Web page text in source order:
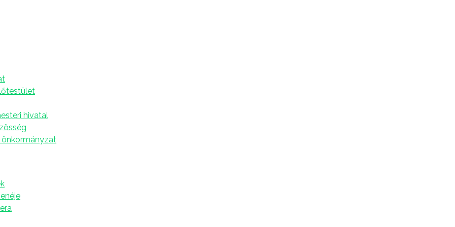
hivatal
önkormányzat
Népkönyvtárban
készülnek a Gyermekhétre. Szeptember
tanulók részére. A pályázat témája „
100 munka érkezett a Jovan Jovanović Zmaj és a
különböző technikával készültek: faszínessel,
a könyvtárban.